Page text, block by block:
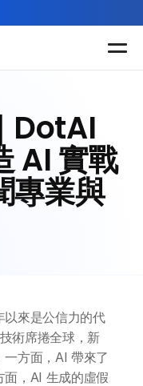
DotAI
AI 實戰
專業與
以來是公信力的代
術席捲全球，新
方面，AI 帶來了
，AI 生成的虛假
所有課程
多種專項技能提
升課程
助你全面掌握AI
應用
程